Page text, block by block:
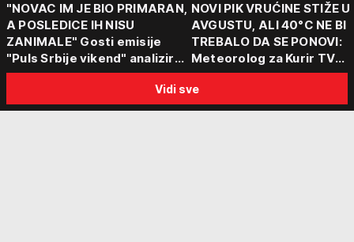
"NOVAC IM JE BIO PRIMARAN,
A POSLEDICE IH NISU
ZANIMALE" Gosti emisije
"Puls Srbije vikend" analizirali
slučajeve koji su potresli
Srbiju: Zločin se ne isplati
NOVI PIK VRUĆINE STIŽE U
AVGUSTU, ALI 40°C NE BI
TREBALO DA SE PONOVI:
Meteorolog za Kurir TV
objasnio šta nas čeka:
za ozbiljne padavine su
Vidi sve